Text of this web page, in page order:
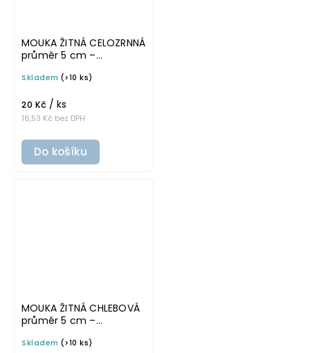
MOUKA ŽITNÁ CELOZRNNÁ
průměr 5 cm –
písmu, omyvatelná
potravinové dózy
Skladem (>10 ks)
16,53 Kč bez DPH
20 Kč / ks
Do košíku
MOUKA ŽITNÁ CHLEBOVÁ
průměr 5 cm –
písmu, omyvatelná
Skladem (>10 ks)